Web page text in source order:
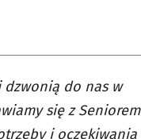
dzwonią do nas w
się z Seniorem
i oczekiwania